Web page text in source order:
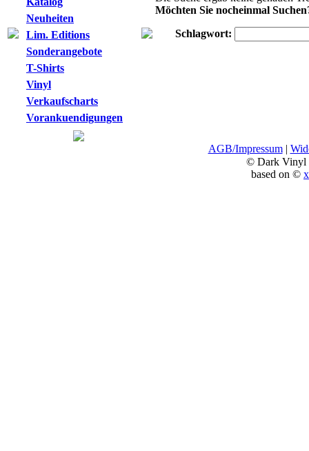
Neuheiten
Lim. Editions
Sonderangebote
T-Shirts
Vinyl
Verkaufscharts
Vorankuendigungen
Möchten Sie nocheinmal
Schlagwort:
AGB/Impressum|
© Dark Vinyl
based on ©